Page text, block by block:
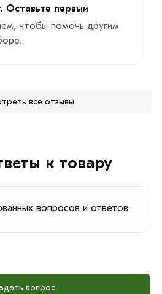
Оставьте первый
чтобы помочь другим
все отзывы
к товару
вопросов и ответов.
вопрос